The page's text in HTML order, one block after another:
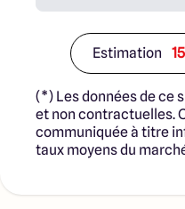
Estimation
(*) Les données de ce
et non contractuelles.
communiquée à titre
taux moyens du